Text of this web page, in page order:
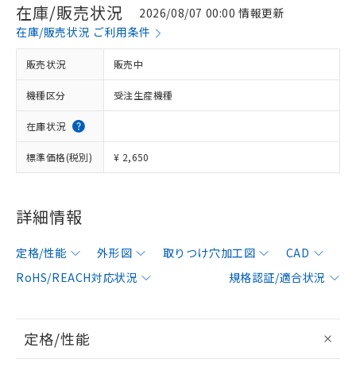
在庫/販売状況
2026/08/07 00:00 情報更新
在庫/販売状況 ご利用条件
販売状況 販売中
機種区分 受注生産機種
在庫状況
標準価格(税別) ¥ 2,650
詳細情報
定格/性能 外形図 取りつけ穴加工図
CAD
RoHS/REACH対応状況
規格認証/適合状況
定格/性能